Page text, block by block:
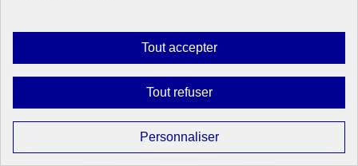
Tout accepterAutoriser
tous
Tout refuserInterdire
tous
PersonnaliserParamétrer
les